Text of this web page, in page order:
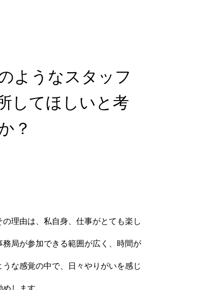
ようなスタッフ
してほしいと考
？
理由は、私自身、仕事がとても楽し
局が参加できる範囲が広く、時間が
な感覚の中で、日々やりがいを感じ
します。